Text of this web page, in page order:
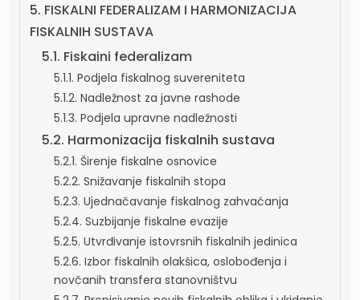
5. FISKALNI FEDERALIZAM I HARMONIZACIJA
FISKALNIH SUSTAVA
5.1. Fiskaini federalizam
5.1.1. Podjela fiskalnog suvereniteta
5.1.2. Nadležnost za javne rashode
5.1.3. Podjela upravne nadležnosti
5.2. Harmonizacija fiskalnih sustava
5.2.1. Širenje fiskalne osnovice
5.2.2. Snižavanje fiskalnih stopa
5.2.3. Ujednačavanje fiskalnog zahvaćanja
5.2.4. Suzbijanje fiskalne evazije
5.2.5. Utvrđivanje istovrsnih fiskalnih jedinica
5.2.6. Izbor fiskalnih olakšica, oslobođenja i
novčanih transfera stanovništvu